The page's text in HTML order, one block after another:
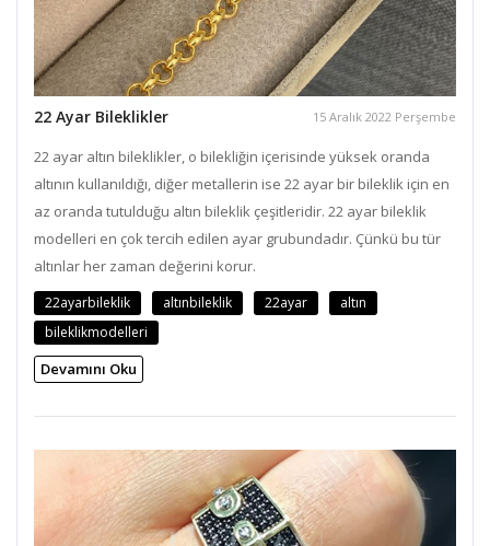
22 Ayar Bileklikler 15 Aralık 2022 Perşembe
22 ayar altın bileklikler, o bilekliğin içerisinde yüksek oranda
altının kullanıldığı, diğer metallerin ise 22 ayar bir bileklik için en
az oranda tutulduğu altın bileklik çeşitleridir. 22 ayar bileklik
modelleri en çok tercih edilen ayar grubundadır. Çünkü bu tür
altınlar her zaman değerini korur.
22ayarbileklik altınbileklik 22ayar
altın
bileklikmodelleri
Devamını Oku